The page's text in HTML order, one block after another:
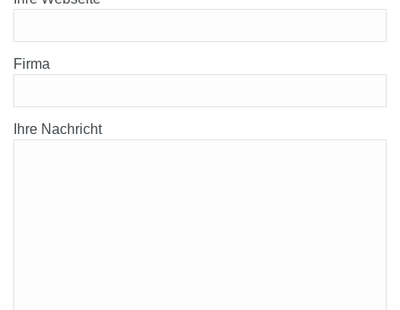
Firma
Ihre Nachricht